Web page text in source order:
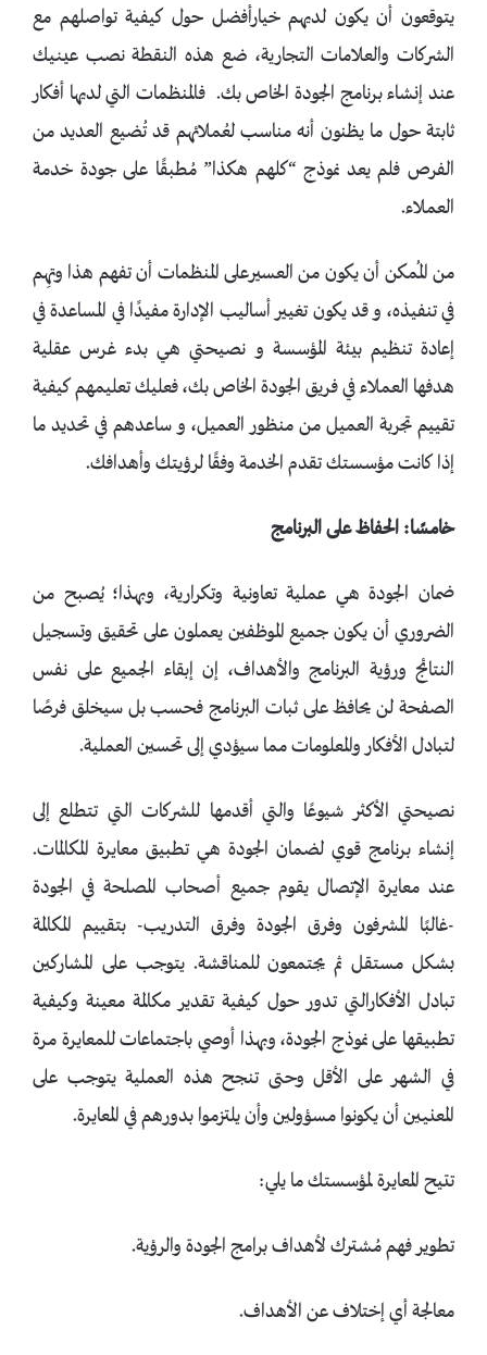
يتوقعون أن يكون لديهم خيارأفضل حول كيفية تواصلهم مع
الشركات والعلامات التجارية، ضع هذه النقطة نصب عينيك
عند إنشاء برنامج الجودة الخاص بك. فالمنظمات التي لديها أفكار
ثابتة حول ما يظنون أنه مناسب لعُملائهم قد تُضيع العديد من
الفرص فلم يعد نموذج “كلهم هكذا” مُطبقًا على جودة خدمة
العملاء.
من المُمكن أن يكون من العسيرعلى المنظمات أن تفهم هذا وتهِم
في تنفيذه، و قد يكون تغيير أساليب الإدارة مفيدًا في المساعدة في
إعادة تنظيم بيئة المؤسسة و نصيحتي هي بدء غرس عقلية
هدفها العملاء في فريق الجودة الخاص بك، فعليك تعليمهم كيفية
تقييم تجربة العميل من منظور العميل، و ساعدهم في تحديد ما
إذا كانت مؤسستك تقدم الخدمة وفقًا لرؤيتك وأهدافك.
خامسًا: الحفاظ على البرنامج
ضمان الجودة هي عملية تعاونية وتكرارية، وبهذا؛ يُصبح من
الضروري أن يكون جميع الموظفين يعملون على تحقيق وتسجيل
النتائج ورؤية البرنامج والأهداف، إن إبقاء الجميع على نفس
الصفحة لن يحافظ على ثبات البرنامج فحسب بل سيخلق فرصًا
لتبادل الأفكار والمعلومات مما سيؤدي إلى تحسين العملية.
نصيحتي الأكثر شيوعًا والتي أقدمها للشركات التي تتطلع إلى
إنشاء برنامج قوي لضمان الجودة هي تطبيق معايرة المكالمات.
عند معايرة الإتصال يقوم جميع أصحاب المصلحة في الجودة
-غالبًا المشرفون وفرق الجودة وفرق التدريب- بتقييم المكالمة
بشكل مستقل ثم يجتمعون للمناقشة. يتوجب على المشاركين
تبادل الأفكارالتي تدور حول كيفية تقدير مكالمة معينة وكيفية
تطبيقها على نموذج الجودة، وبهذا أوصي باجتماعات للمعايرة مرة
في الشهر على الأقل وحتى تنجح هذه العملية يتوجب على
المعنيين أن يكونوا مسؤولين وأن يلتزموا بدورهم في المعايرة.
تتيح المعايرة لمؤسستك ما يلي:
تطوير فهم مُشترك لأهداف برامج الجودة والرؤية.
معالجة أي إختلاف عن الأهداف.